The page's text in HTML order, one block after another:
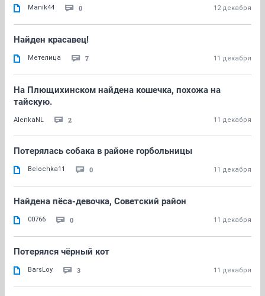
Manik44 0 12 декабря
Найден красавец!
Метелица 7 11 декабря
На Плющихинском найдена кошечка, похожа на
тайскую.
AlenkaNL 2 11 декабря
Потерялась собака в районе горбольницы
Belochka11 0 11 декабря
Найдена пёса-девочка, Советский район
00766 0 11 декабря
Потерялся чёрный кот
BarsLoy 3 11 декабря